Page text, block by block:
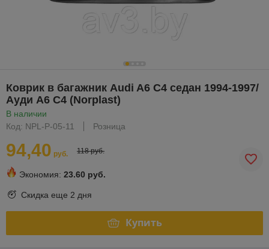
Коврик в багажник Audi A6 C4 седан 1994-1997/
Ауди А6 С4 (Norplast)
В наличии
Код: NPL-P-05-11
Розница
94,40 руб. 118 руб.
Экономия: 23.60 руб.
Скидка еще 2 дня
Купить